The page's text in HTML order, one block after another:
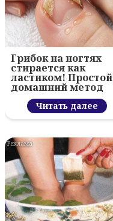
Грибок на ногтях
стирается как
ластиком! Простой
домашний метод
Читать далее